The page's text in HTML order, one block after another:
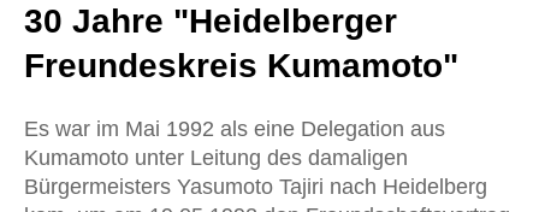
30 Jahre "Heidelberger
Freundeskreis Kumamoto"
Es war im Mai 1992 als eine Delegation aus
Kumamoto unter Leitung des damaligen
Bürgermeisters Yasumoto Tajiri nach Heidelberg